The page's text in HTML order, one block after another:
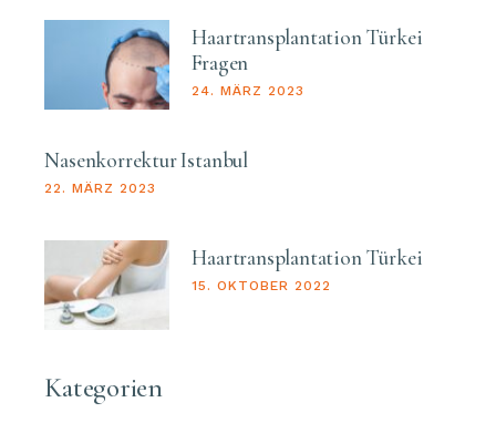
Haartransplantation Türkei
Fragen
24. MÄRZ 2023
Nasenkorrektur Istanbul
22. MÄRZ 2023
Haartransplantation Türkei
15. OKTOBER 2022
Kategorien